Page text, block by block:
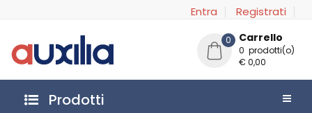
Entra Registrati
0 Carrello
0 prodotti(o)
€ 0,00
Prodotti